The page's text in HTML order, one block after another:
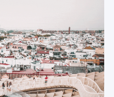
espagnole, qui
offrent une quantité
presque illimitée de
possibilités de
photos tout au long
de l'année.